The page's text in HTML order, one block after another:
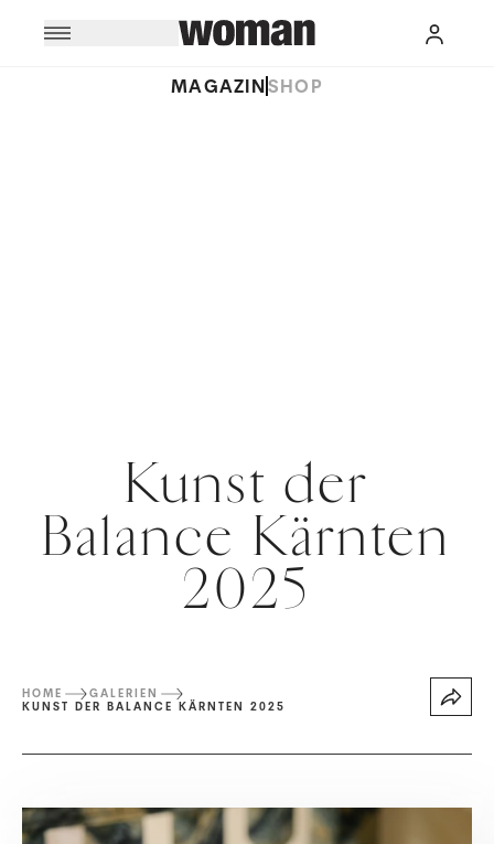
MAGAZINSHOP
Kunst der
Balance Kärnten
2025
HOME
GALERIEN
KUNST DER BALANCE KÄRNTEN 2025